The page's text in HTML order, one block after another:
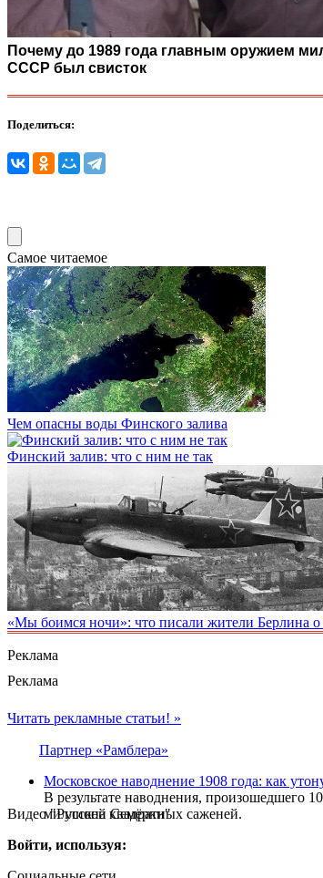
Почему до 1989 года главным оружием
СССР был свисток
Поделиться:
Самое читаемое
Чем опасны воды Финского залива
Финcкий зaлив: что с ним не так
«Мы боимся ночи»: что писали жители Берлина о
Реклама
Реклама
Видео "Русской Семёрки"
Читать рекламные статьи! »
Партнер «Рамблера»
Московское наводнение 1908 года: как
В результате наводнения, произошедшего
миллиона квадратных саженей.
Войти, используя: